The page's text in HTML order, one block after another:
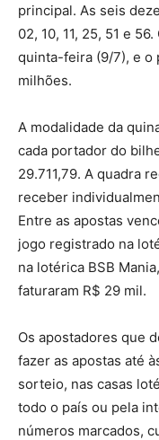
principal. As seis
02, 10, 11, 25, 51 e
quinta-feira (9/7), e o
milhões.
A modalidade da
cada portador do
29.711,79. A quadra
receber
Entre as apostas
jogo registrado na
na lotérica BSB
faturaram R$ 29 mil.
Os apostadores que
fazer as apostas até
sorteio, nas casas
todo o país ou pela
números marcados,